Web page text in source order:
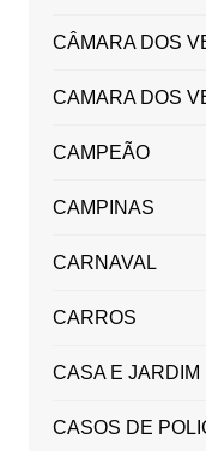
CÂMARA DOS
CAMARA DOS
CAMPEÃO
CAMPINAS
CARNAVAL
CARROS
CASA E JARDIM
CASOS DE